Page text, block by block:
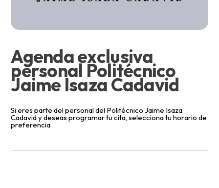
Agenda exclusiva
personal Politécnico
Jaime Isaza Cadavid
Si eres parte del personal del Politécnico Jaime Isaza
Cadavid y deseas programar tu cita, selecciona tu horario de
preferencia